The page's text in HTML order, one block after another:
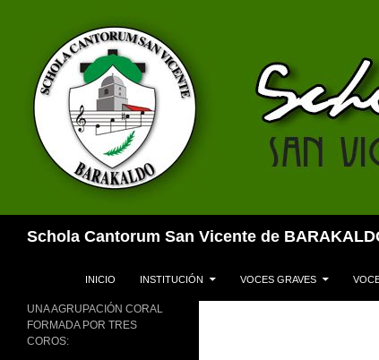
Schola Cantorum San Vicente de
INICIO
INSTITUCIÓN VOCES GRAVES
UNA AGRUPACIÓN CORAL
FORMADA POR TRES
COROS: